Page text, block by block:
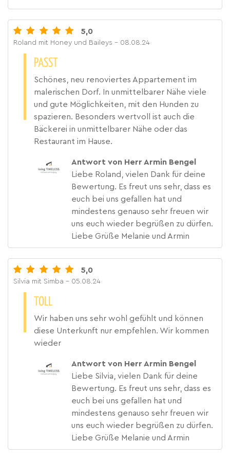
5,0
Roland mit Honey und Baileys - 08.08.24
PASST
Schönes, neu renoviertes Appartement im
malerischen Dorf. In unmittelbarer Nähe viele
und gute Möglichkeiten, mit den Hunden zu
spazieren. Besonders wertvoll ist auch die
Bäckerei in unmittelbarer Nähe oder das
Restaurant im Hause.
Antwort von Herr Armin Bengel
Liebe Roland, vielen Dank für deine
Bewertung. Es freut uns sehr, dass es
euch bei uns gefallen hat und
mindestens genauso sehr freuen wir
uns euch wieder begrüßen zu dürfen.
Liebe Grüße Melanie und Armin
5,0
Silvia mit Simba - 05.08.24
TOLL
Wir haben uns sehr wohl gefühlt und können
diese Unterkunft nur empfehlen. Wir kommen
wieder
Antwort von Herr Armin Bengel
Liebe Silvia, vielen Dank für deine
Bewertung. Es freut uns sehr, dass es
euch bei uns gefallen hat und
mindestens genauso sehr freuen wir
uns euch wieder begrüßen zu dürfen.
Liebe Grüße Melanie und Armin